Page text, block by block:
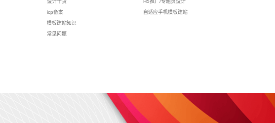
设计干货
icp备案
模板建站知识
常见问题
H5推广/专题页设计
自适应手机模板建站